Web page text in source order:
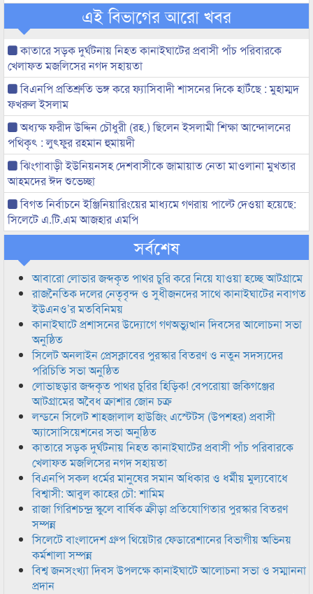
এই বিভাগের আরো খবর
কাতারে সড়ক দুর্ঘটনায় নিহত কানাইঘাটের প্রবাসী পাঁচ পরিবারকে
খেলাফত মজলিসের নগদ সহায়তা
বিএনপি প্রতিশ্রুতি ভঙ্গ করে ফ্যাসিবাদী শাসনের দিকে হাটঁছে : মুহাম্মদ
ফখরুল ইসলাম
অধ্যক্ষ ফরীদ উদ্দিন চৌধুরী (রহ.) ছিলেন ইসলামী শিক্ষা আন্দোলনের
পথিকৃৎ : লুৎফুর রহমান হুমায়দী
ঝিংগাবাড়ী ইউনিয়নসহ দেশবাসীকে জামায়াত নেতা মাওলানা মুখতার
আহমদের ঈদ শুভেচ্ছা
বিগত নির্বাচনে ইঞ্জিনিয়ারিংয়ের মাধ্যমে গণরায় পাল্টে দেওয়া হয়েছে:
সিলেটে এ.টি.এম আজহার এমপি
সর্বশেষ
আবারো লোভার জব্দকৃত পাথর চুরি করে নিয়ে যাওয়া হচ্ছে আটগ্রামে
রাজনৈতিক দলের নেতৃবৃন্দ ও সুধীজনদের সাথে কানাইঘাটের নবাগত
ইউএনও’র মতবিনিময়
কানাইঘাটে প্রশাসনের উদ্যোগে গণঅভ্যুত্থান দিবসের আলোচনা সভা
অনুষ্ঠিত
সিলেট অনলাইন প্রেসক্লাবের পুরস্কার বিতরণ ও নতুন সদস্যদের
পরিচিতি সভা অনুষ্ঠিত
লোভাছড়ার জব্দকৃত পাথর চুরির হিড়িক! বেপরোয়া জকিগঞ্জের
আটগ্রামের অবৈধ ক্রাশার জোন চক্র
লন্ডনে সিলেট শাহজালাল হাউজিং এস্টেটস (উপশহর) প্রবাসী
অ্যাসোসিয়েশনের সভা অনুষ্ঠিত
কাতারে সড়ক দুর্ঘটনায় নিহত কানাইঘাটের প্রবাসী পাঁচ পরিবারকে
খেলাফত মজলিসের নগদ সহায়তা
বিএনপি সকল ধর্মের মানুষের সমান অধিকার ও ধর্মীয় মুল্যবোধে
বিশ্বাসী: আবুল কাহের চৌ: শামিম
রাজা গিরিশচন্দ্র স্কুলে বার্ষিক ক্রীড়া প্রতিযোগিতার পুরস্কার বিতরণ
সম্পন্ন
সিলেটে বাংলাদেশ গ্রুপ থিয়েটার ফেডারেশানের বিভাগীয় অভিনয়
কর্মশালা সম্পন্ন
বিশ্ব জনসংখ্যা দিবস উপলক্ষে কানাইঘাটে আলোচনা সভা ও সম্মাননা
প্রদান